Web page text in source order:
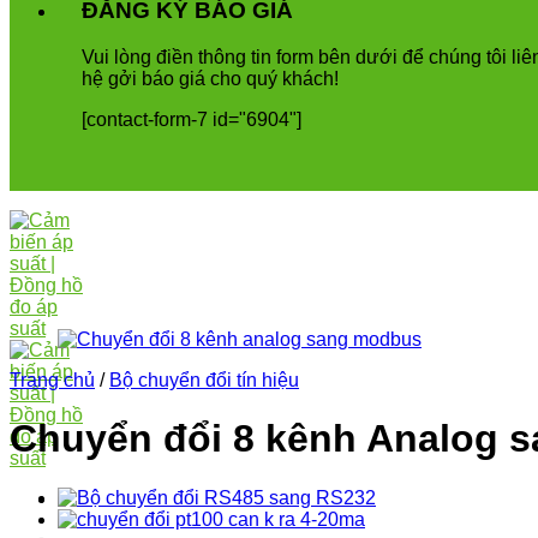
ĐĂNG KÝ BÁO GIÁ
Vui òng điền thông tin form bên dưới để chúng tôi liê
hệ gởi báo giá cho quý khách!
[contact-form-7 id="6904"]
Trang chủ / Bộ chuyển đổi tín hiệu
Chuyển đổi 8 kênh Analog